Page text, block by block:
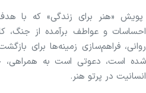
پویش «هنر برای زندگی» که با
احساسات و عواطف برآمده از
روانی، فراهم‌سازی زمینه‌ها برای
شده است، دعوتی است به همراهی،
انسانیت در پرتو هنر.